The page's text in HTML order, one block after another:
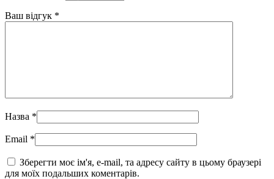
Ваш відгук *
Назва *
Email *
Зберегти моє ім'я, e-mail, та адресу сайту в цьому браузері
для моїх подальших коментарів.